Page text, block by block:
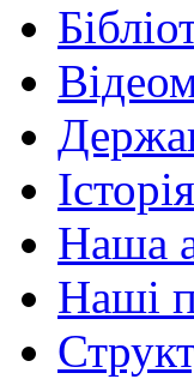
Наша
Наші